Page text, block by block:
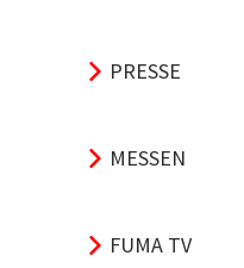
PRESSE
MESSEN
FUMA TV